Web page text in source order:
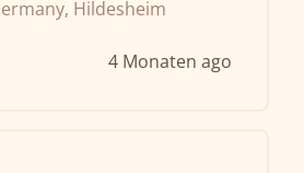
Hildesheim
4 Monaten ago